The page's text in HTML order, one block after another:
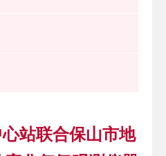
站联合保山市地